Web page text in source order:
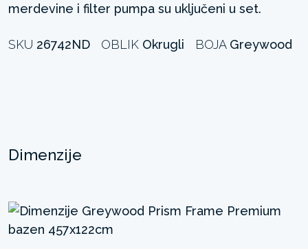
merdevine i filter pumpa su uključeni u set.
SKU 26742ND OBLIK Okrugli BOJA Greywood
Dimenzije